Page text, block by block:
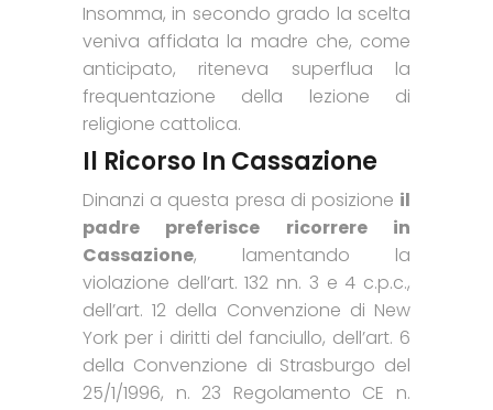
Insomma, in secondo grado la scelta
veniva affidata la madre che, come
anticipato, riteneva superflua la
frequentazione della lezione di
religione cattolica.
Il Ricorso In Cassazione
Dinanzi a questa presa di posizione il
padre preferisce ricorrere in
Cassazione, lamentando la
violazione dell’art. 132 nn. 3 e 4 c.p.c.,
dell’art. 12 della Convenzione di New
York per i diritti del fanciullo, dell’art. 6
della Convenzione di Strasburgo del
25/1/1996, n. 23 Regolamento CE n.